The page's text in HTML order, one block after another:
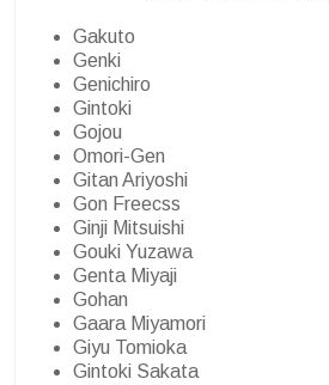
Gakuto
Genki
Genichiro
Gintoki
Gojou
Omori-Gen
Gitan Ariyoshi
Gon Freecss
Ginji Mitsuishi
Gouki Yuzawa
Genta Miyaji
Gohan
Gaara Miyamori
Giyu Tomioka
Gintoki Sakata